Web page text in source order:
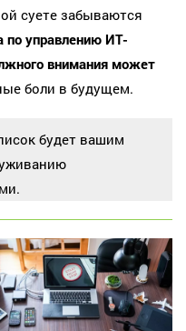
суете забываются
по управлению ИТ-
внимания может
боли в будущем.
будет вашим